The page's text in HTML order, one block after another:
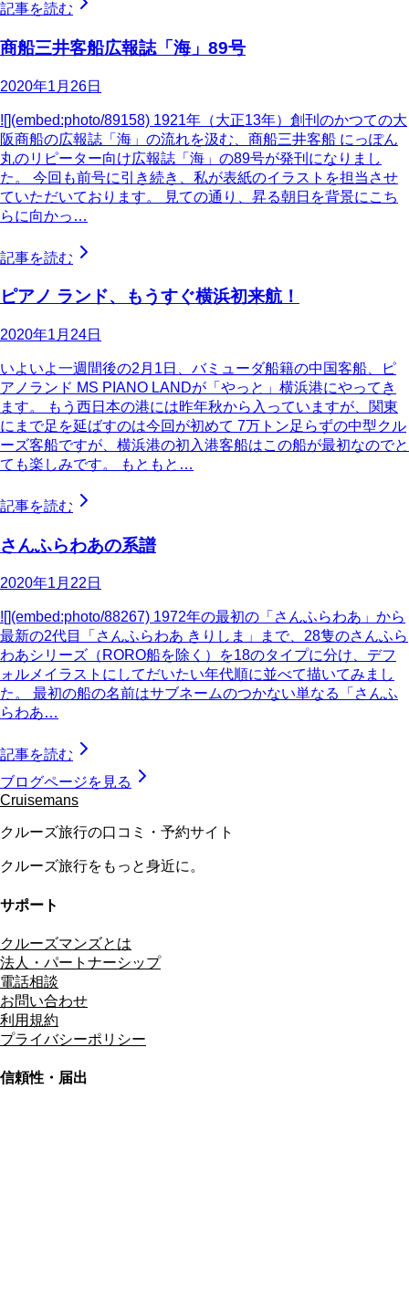
記事を読む
商船三井客船広報誌「海」89号
2020年1月26日
![](embed:photo/89158) 1921年（大正13年）創刊のかつての大
阪商船の広報誌「海」の流れを汲む、商船三井客船 にっぽん
丸のリピーター向け広報誌「海」の89号が発刊になりまし
た。 今回も前号に引き続き、私が表紙のイラストを担当させ
ていただいております。 見ての通り、昇る朝日を背景にこち
らに向かっ…
記事を読む
ピアノ ランド、もうすぐ横浜初来航！
2020年1月24日
いよいよ一週間後の2月1日、バミューダ船籍の中国客船、ピ
アノランド MS PIANO LANDが「やっと」横浜港にやってき
ます。 もう西日本の港には昨年秋から入っていますが、関東
にまで足を延ばすのは今回が初めて 7万トン足らずの中型クル
ーズ客船ですが、横浜港の初入港客船はこの船が最初なのでと
ても楽しみです。 もともと…
記事を読む
さんふらわあの系譜
2020年1月22日
![](embed:photo/88267) 1972年の最初の「さんふらわあ」から
最新の2代目「さんふらわあ きりしま」まで、28隻のさんふら
わあシリーズ（RORO船を除く）を18のタイプに分け、デフ
ォルメイラストにしてだいたい年代順に並べて描いてみまし
た。 最初の船の名前はサブネームのつかない単なる「さんふ
らわあ…
記事を読む
ブログページを見る
Cruisemans
クルーズ旅行の口コミ・予約サイト
クルーズ旅行をもっと身近に。
サポート
クルーズマンズとは
法人・パートナーシップ
電話相談
お問い合わせ
利用規約
プライバシーポリシー
信頼性・届出